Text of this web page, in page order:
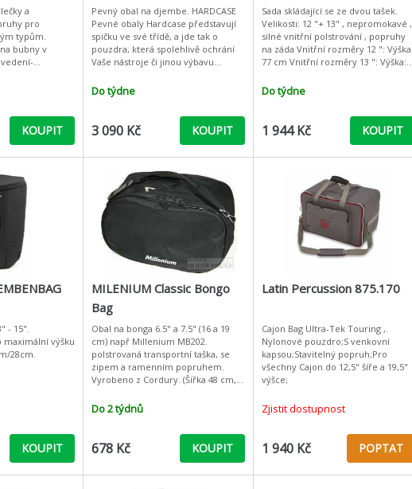
a
pro
typům.
bubny v
10mm
KOUPIT
Pevný obal na djembe. HARDCASE
Pevné obaly Hardcase představují
spičku ve své třídě, a jde tak o
pouzdra, která spolehlivě ochrání
Vaše nástroje či jinou výbavu
jejich výrobě se dbá
Do týdne
3 090 Kč KOUPIT
Sada skládající se ze dvou tašek.
Velikosti: 12 "+ 13" , nepromokavé ,
silné vnitřní polstrování , popruhy
na záda Vnitřní rozměry 12 ": Výška:
77 cm Vnitřní rozměry 13 ": Výška:
Do týdne
1 944 Kč KOUPIT
- 15".
maximální výšku
28cm.
KOUPIT
MILENIUM Classic Bongo
Bag
Obal na bonga 6.5" a 7.5" (16 a 19
cm) např Millenium MB202.
polstrovaná transportní taška, se
zipem a ramenním popruhem.
Vyrobeno z Cordury. (Šířka 48 cm,
Do 2 týdnů
678 Kč KOUPIT
Latin Percussion 875.170
Cajon Bag Ultra-Tek Touring ,.
Nylonové pouzdro;S venkovní
kapsou;Stavitelný popruh;Pro
všechny Cajon do 12,5" šíře a 19,5"
výšce;
Zjistit dostupnost
1 940 Kč POPTAT